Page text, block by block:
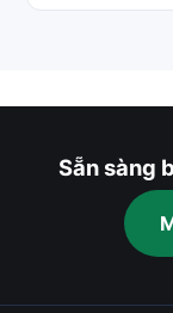
Sẵn sàng